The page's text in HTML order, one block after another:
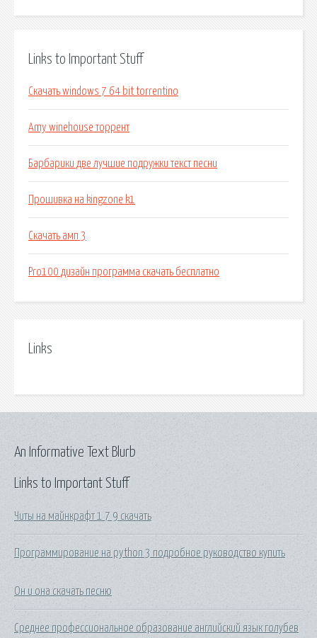
Links to Important Stuff
Скачать windows 7 64 bit torrentino
Amy winehouse торрент
Барбарики две лучшие подружки текст песни
Прошивка на kingzone k1
Скачать амп 3
Pro100 дизайн программа скачать бесплатно
Links
Links to Important Stuff
Читы на майнкрафт 1 7 9 скачать
Программирование на python 3 подробное руководство купить
Он и она скачать песню
Среднее профессиональное образование английский язык голубев
An Informative Text Blurb